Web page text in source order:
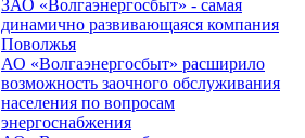
ЗАО «Волгаэнергосбыт» - самая
динамично развивающаяся компания
Поволжья
АО «Волгаэнергосбыт» расширило
возможность заочного обслуживания
населения по вопросам
энергоснабжения